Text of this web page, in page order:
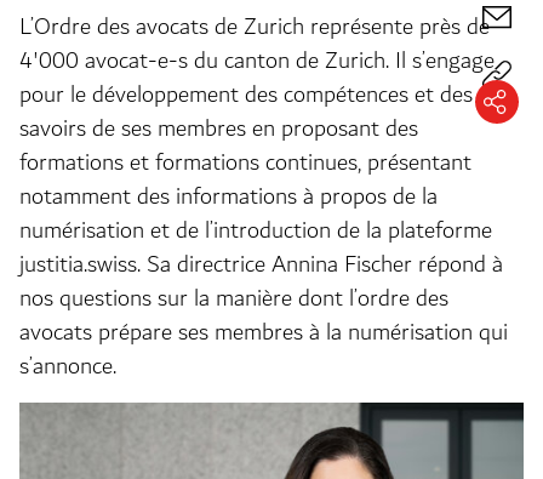
L’Ordre des avocats de Zurich représente près de
4'000 avocat-e-s du canton de Zurich. Il s’engage
pour le développement des compétences et des
savoirs de ses membres en proposant des
formations et formations continues, présentant
notamment des informations à propos de la
numérisation et de l’introduction de la plateforme
justitia.swiss. Sa directrice Annina Fischer répond à
nos questions sur la manière dont l’ordre des
avocats prépare ses membres à la numérisation qui
s’annonce.